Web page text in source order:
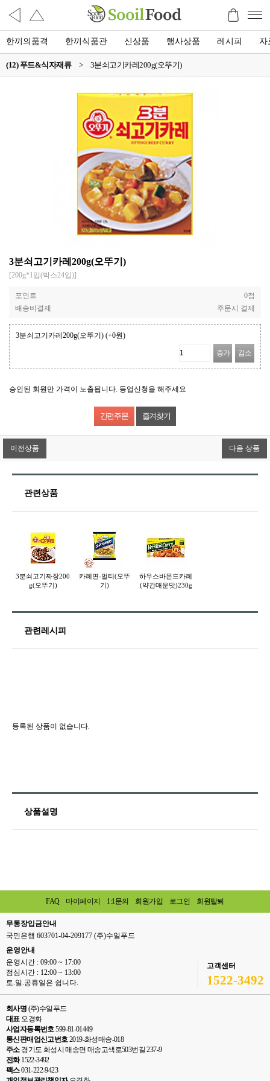
한끼의품격 한끼식품관 신상품 행사상품 레시피 자
(12) 푸드&식자재류 > 3분쇠고기카레200g(오뚜기)
3분쇠고기카레200g(오뚜기)
[200g*1입(박스24입)]
포인트
0점
배송비결제
주문시 결제
3분쇠고기카레200g(오뚜기) (+0원)
증가 감소
승인된 회원만 가격이 노출됩니다. 등업신청을 해주세요
즐겨찾기
이전상품 다음 상품
관련상품
3분쇠고기짜장200
g(오뚜기)
카레면-멀티(오뚜
기)
하우스바몬드카레
(약간매운맛)230g
관련레시피
등록된 상품이 없습니다.
상품설명
FAQ 마이페이지 1:1문의 회원가입 로그인 회원탈퇴
무통장입금안내
국민은행 603701-04-209177 (주)수일푸드
운영안내
운영시간 : 09:00 ~ 17:00
점심시간 : 12:00 ~ 13:00
토.일.공휴일은 쉽니다.
고객센터
1522-3492
회사명 (주)수일푸드
대표오경화
사업자등록번호599-81-01449
통신판매업신고번호2019-화성매송-018
주소경기도 화성시 매송면 매송고색로503번길 237-9
전화1522-3492
팩스031-222-9423